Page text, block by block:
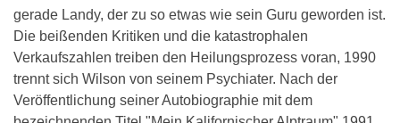
gerade Landy, der zu so etwas wie sein Guru geworden ist.
Die beißenden Kritiken und die katastrophalen
Verkaufszahlen treiben den Heilungsprozess voran, 1990
trennt sich Wilson von seinem Psychiater. Nach der
Veröffentlichung seiner Autobiographie mit dem